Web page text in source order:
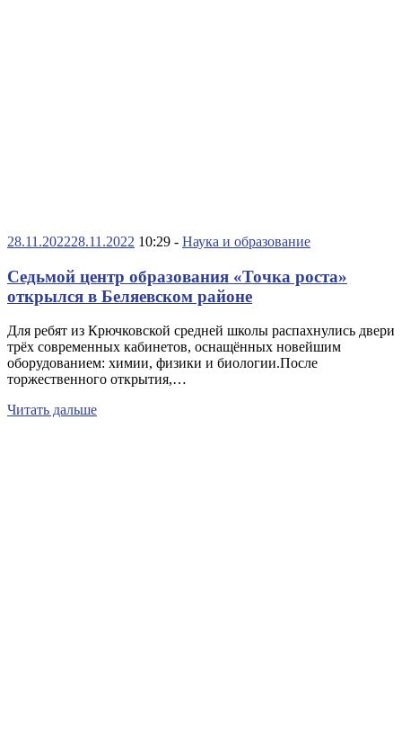
28.11.202228.11.2022 10:29 - Наука и образование
Седьмой центр образования «Точка роста»
открылся в Беляевском районе
Для ребят из Крючковской средней школы распахнулись двери
трёх современных кабинетов, оснащённых новейшим
оборудованием: химии, физики и биологии.После
торжественного открытия,…
Читать дальше